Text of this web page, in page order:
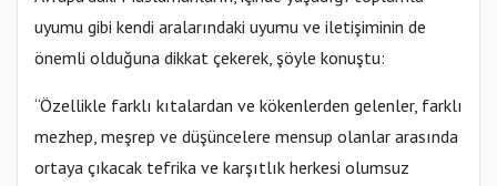
uyumu gibi kendi aralarındaki uyumu ve iletişiminin de
önemli olduğuna dikkat çekerek, şöyle konuştu:
“Özellikle farklı kıtalardan ve kökenlerden gelenler, farklı
mezhep, meşrep ve düşüncelere mensup olanlar arasında
ortaya çıkacak tefrika ve karşıtlık herkesi olumsuz